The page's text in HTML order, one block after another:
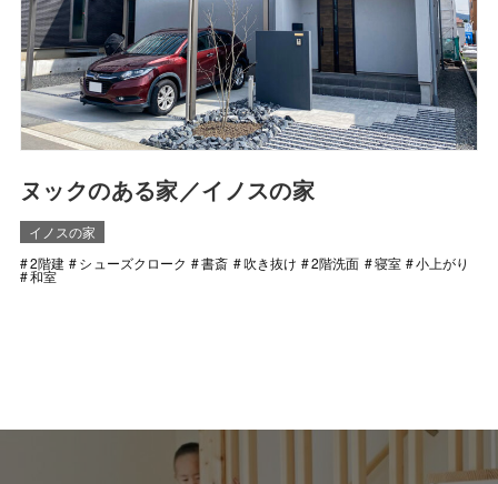
ヌックのある家／イノスの家
イノスの家
2階建
シューズクローク 書斎 吹き抜け 2階洗面 寝室 小上がり
和室